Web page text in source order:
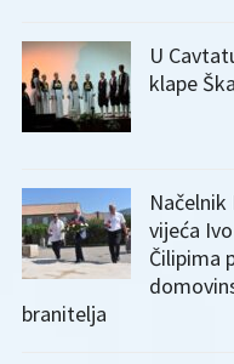
U
klape
vijeća
Čilipima
branitelja